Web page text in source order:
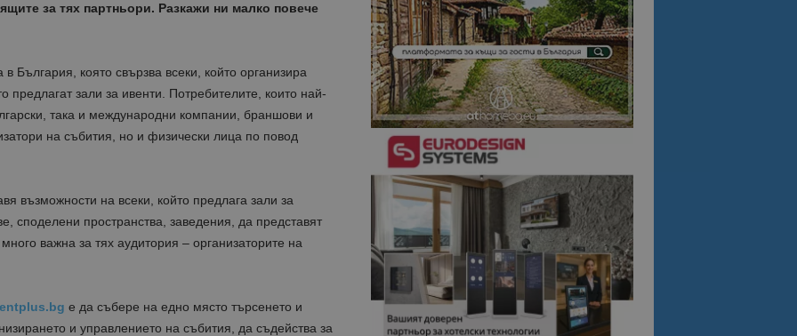
за тях партньори. Разкажи ни малко повече
която свързва всеки, който организира
предлагат зали за ивенти. Потребителите, които най-
така и международни компании, браншови и
на събития, но и физически лица по повод
възможности на всеки, който предлага зали за
споделени пространства, заведения, да представят
важна за тях аудитория – организаторите на
е да събере на едно място търсенето и
и управлението на събития, да съдейства за